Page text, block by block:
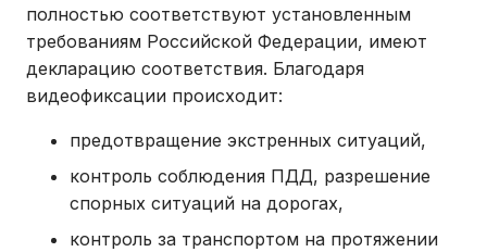
полностью соответствуют установленным
требованиям Российской Федерации, имеют
декларацию соответствия. Благодаря
видеофиксации происходит:
предотвращение экстренных ситуаций,
контроль соблюдения ПДД, разрешение
спорных ситуаций на дорогах,
контроль за транспортом на протяжении